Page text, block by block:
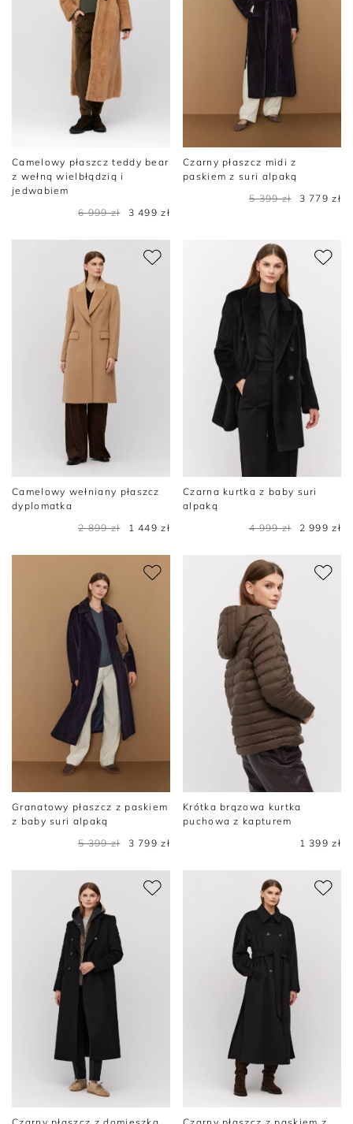
Camelowy płaszcz teddy bear
z wełną wielbłądzią i
jedwabiem
6 999 zł
3 499 zł
Czarny płaszcz midi z
paskiem z suri alpaką
5 399 zł
3 779 zł
Camelowy wełniany płaszcz
dyplomatka
2 899 zł
1 449 zł
Czarna kurtka z baby suri
alpaką
4 999 zł
2 999 zł
Granatowy płaszcz z paskiem
z baby suri alpaką
5 399 zł
3 799 zł
Krótka brązowa kurtka
puchowa z kapturem
1 399 zł